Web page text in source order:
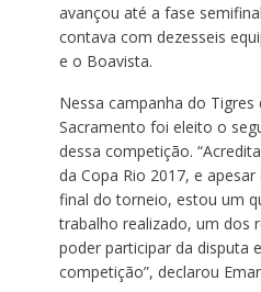
avançou até a fase
contava com dezesseis
e o Boavista.
Nessa campanha do Tigres
Sacramento foi eleito o
dessa competição.
da Copa Rio 2017, e
final do torneio, estou um
trabalho realizado, um dos
poder participar da disputa
competição”, declarou